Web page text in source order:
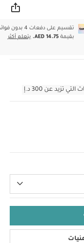
تقسيم على دفعات 4 بدون
بقيمةAED 14.75. يتعلم أكثر
تزيد عن 300 د.إ